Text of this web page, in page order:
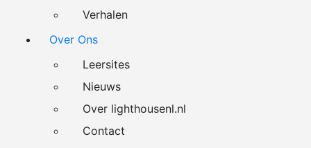
Verhalen
Over Ons
Leersites
Nieuws
Over lighthousenl.nl
Contact